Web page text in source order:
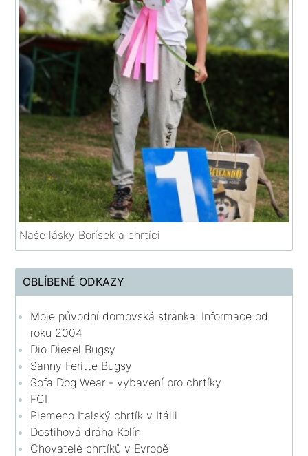
Naše lásky Borísek a chrtíci
OBLÍBENÉ ODKAZY
Moje původní domovská stránka. Informace od
roku 2004
Dio Diesel Bugsy
Sanny Feritte Bugsy
Sofa Dog Wear - vybavení pro chrtíky
FCI
Plemeno Italský chrtík v Itálii
Dostihová dráha Kolín
Chovatelé chrtíků v Evropě